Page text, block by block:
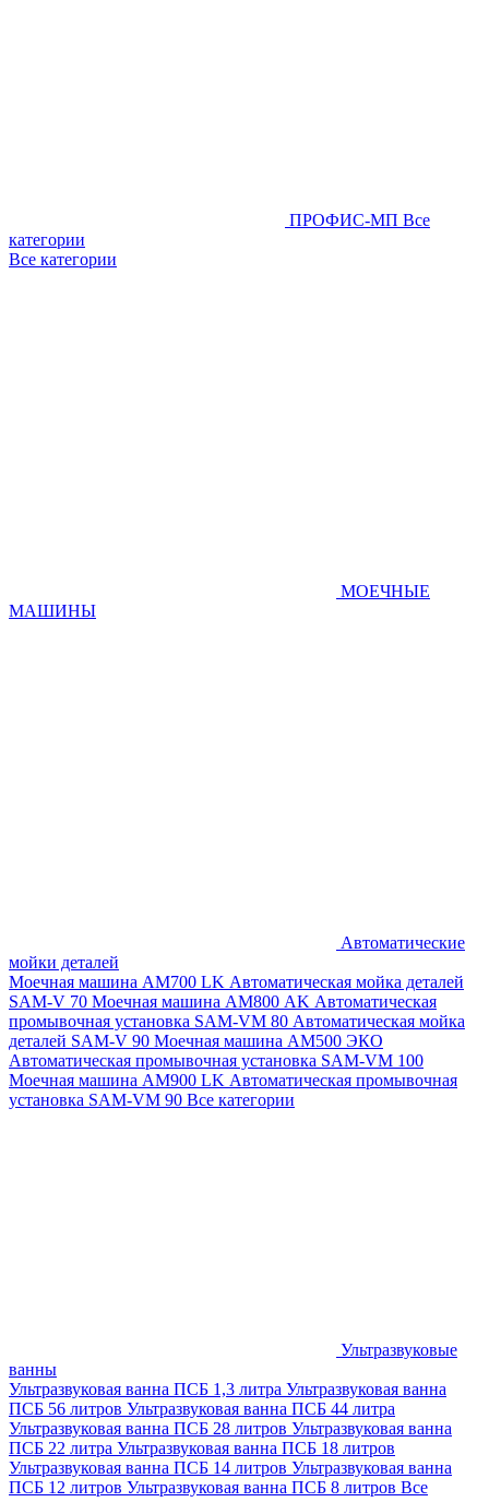
ПРОФИС-МП Все
категории
Все категории
МОЕЧНЫЕ
МАШИНЫ
Автоматические
мойки деталей
Моечная машина AM700 LK Автоматическая мойка деталей
SAM-V 70 Моечная машина АМ800 AK Автоматическая
промывочная установка SAM-VM 80 Автоматическая мойка
деталей SAM-V 90 Моечная машина АМ500 ЭКО
Автоматическая промывочная установка SAM-VM 100
Моечная машина AM900 LK Автоматическая промывочная
установка SAM-VM 90 Все категории
Ультразвуковые
ванны
Ультразвуковая ванна ПСБ 1,3 литра Ультразвуковая ванна
ПСБ 56 литров Ультразвуковая ванна ПСБ 44 литра
Ультразвуковая ванна ПСБ 28 литров Ультразвуковая ванна
ПСБ 22 литра Ультразвуковая ванна ПСБ 18 литров
Ультразвуковая ванна ПСБ 14 литров Ультразвуковая ванна
ПСБ 12 литров Ультразвуковая ванна ПСБ 8 литров Все